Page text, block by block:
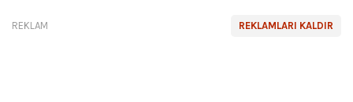
REKLAMLARI KALDIR
REKLAM